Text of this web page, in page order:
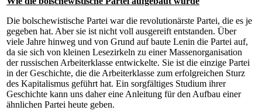
Die bolschewistische Partei war die revolutionärste Partei, die es je
gegeben hat. Aber sie ist nicht voll ausgereift entstanden. Über
viele Jahre hinweg und von Grund auf baute Lenin die Partei auf,
da sie sich von kleinen Lesezirkeln zu einer Massenorganisation
der russischen Arbeiterklasse entwickelte. Sie ist die einzige Partei
in der Geschichte, die die Arbeiterklasse zum erfolgreichen Sturz
des Kapitalismus geführt hat. Ein sorgfältiges Studium ihrer
Geschichte kann uns daher eine Anleitung für den Aufbau einer
ähnlichen Partei heute geben.